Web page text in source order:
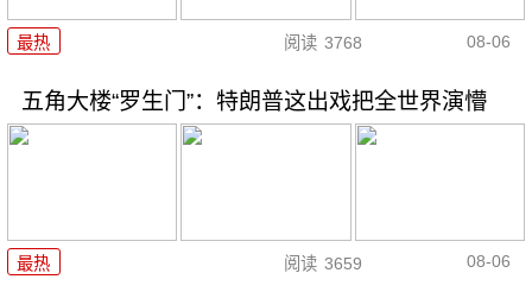
最热 阅读 3768 08-06
五角大楼“罗生门”：特朗普这出戏把全世界演懵
最热 阅读 3659 08-06